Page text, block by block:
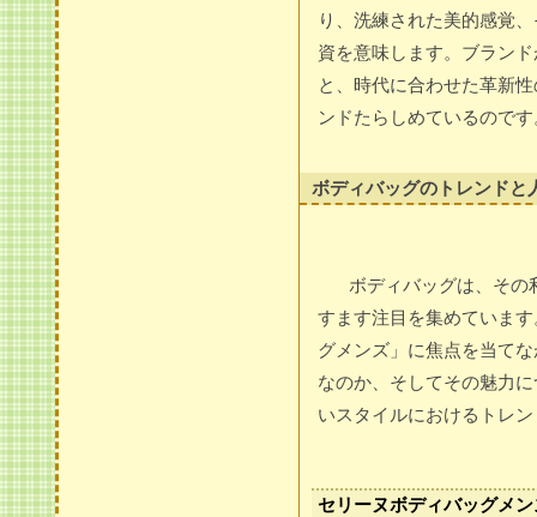
り、洗練された美的感覚
資を意味します。ブラン
と、時代に合わせた革新
ンドたらしめているのです
ボディバッグのトレンドと
ボディバッグは、その
すます注目を集めていま
グメンズ」に焦点を当て
なのか、そしてその魅力
いスタイルにおけるトレ
セリーヌボディバッグメ